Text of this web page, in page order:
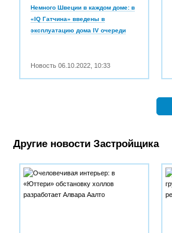
Немного Швеции в каждом доме: в
«IQ Гатчина» введены в
эксплуатацию дома IV очереди
Новость06.10.2022 10:33
Другие новости Застройщика